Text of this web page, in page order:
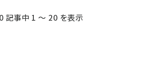
ジ
記事中 1 ～ 20 を表示